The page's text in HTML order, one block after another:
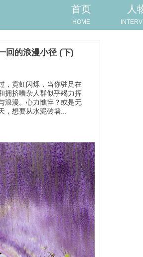
首页
HOME
人
回的浪漫小径 (下)
，霓虹闪烁，当你驻足在
拥挤嘈杂人群似乎竭力挥
浪漫。心力憔悴？或是无
，想要从水泥砖墙...